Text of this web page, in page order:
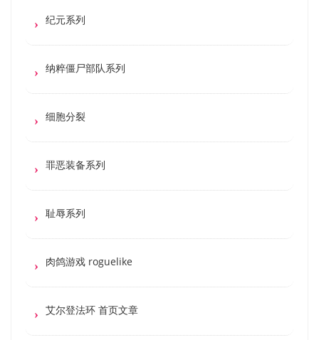
纪元系列
纳粹僵尸部队系列
细胞分裂
罪恶装备系列
耻辱系列
肉鸽游戏 roguelike
艾尔登法环 首页文章